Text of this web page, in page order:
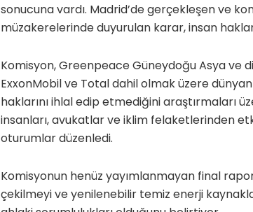
sonucuna vardı. Madrid’de gerçekleşen ve
müzakerelerinde duyurulan karar, insan
Komisyon, Greenpeace Güneydoğu Asya ve
ExxonMobil ve Total dahil olmak üzere
haklarını ihlal edip etmediğini araştırmaları
insanları, avukatlar ve iklim felaketlerinden
oturumlar düzenledi.
Komisyonun henüz yayımlanmayan final
çekilmeyi ve yenilenebilir temiz enerji